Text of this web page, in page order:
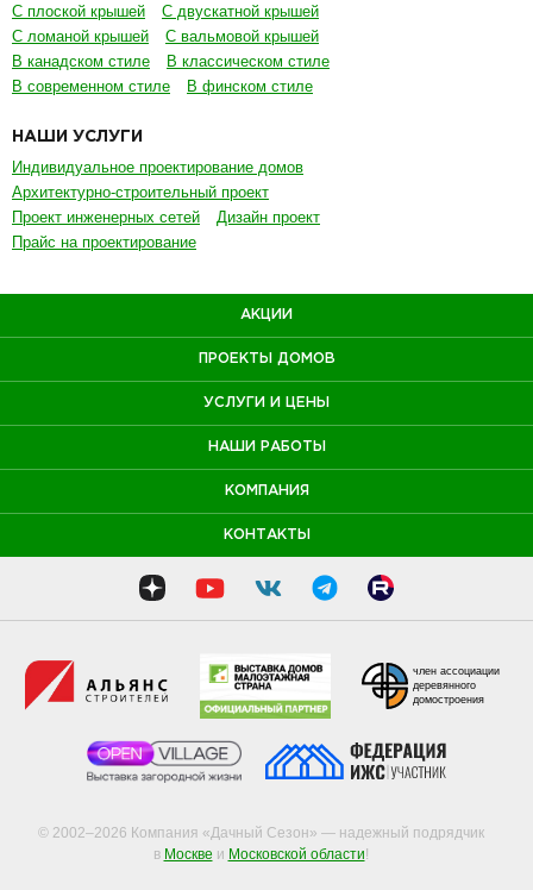
С плоской крышей
С двускатной крышей
С ломаной крышей
С вальмовой крышей
В канадском стиле
В классическом стиле
В современном стиле
В финском стиле
НАШИ УСЛУГИ
Индивидуальное проектирование домов
Архитектурно-строительный проект
Проект инженерных сетей
Дизайн проект
Прайс на проектирование
АКЦИИ
ПРОЕКТЫ ДОМОВ
УСЛУГИ И ЦЕНЫ
НАШИ РАБОТЫ
КОМПАНИЯ
КОНТАКТЫ
© 2002–2026 Компания «Дачный Сезон» — надежный подрядчик
в Москве и Московской области!
член ассоциации
деревянного
домостроения